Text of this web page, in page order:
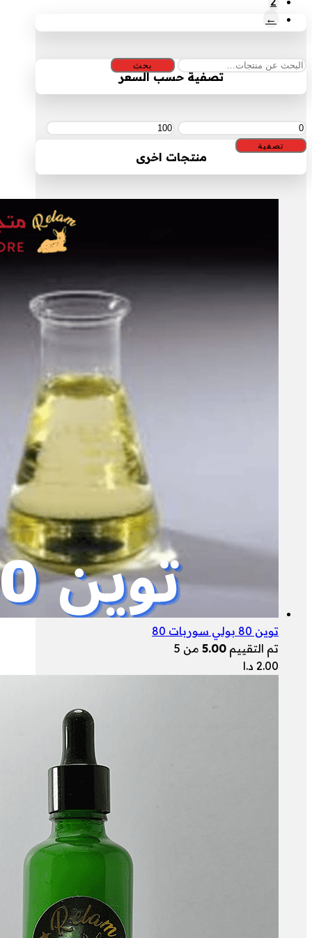
←
البحث
بحث
تصفية حسب السعر
أدنى
سعر
أعلى
تصفية
منتجات اخرى
توين 80 بولي سوربات 80
تم التقييم 5.00 من 5
2.00 د.ا